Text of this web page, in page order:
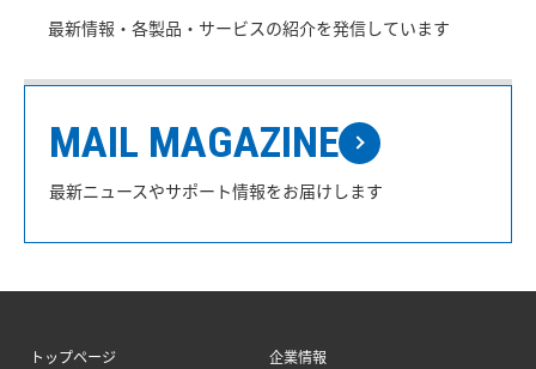
最新情報・各製品・サービスの紹介を発信しています
MAIL MAGAZINE
最新ニュースやサポート情報をお届けします
トップページ
企業情報